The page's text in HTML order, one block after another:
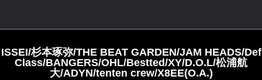
ISSEI/杉本琢弥/THE BEAT GARDEN/JAM HEADS/Def
Class/BANGERS/OHL/Bestted/XY/D.O.L/松浦航
大/ADYN/tenten crew/X8EE(O.A.)